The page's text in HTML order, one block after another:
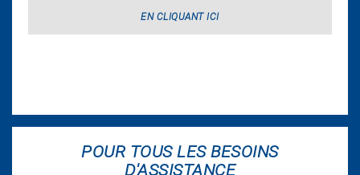
EN CLIQUANT ICI
POUR TOUS LES BESOINS
D'ASSISTANCE